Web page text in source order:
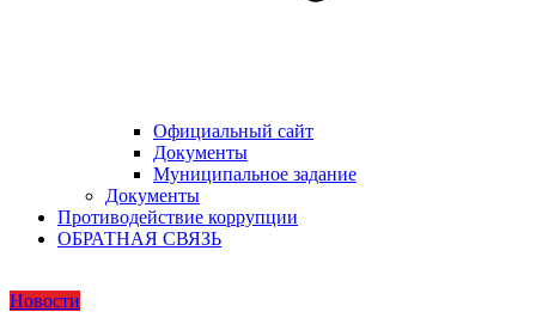
Официальный сайт
Документы
Муниципальное задание
Документы
Противодействие коррупции
ОБРАТНАЯ СВЯЗЬ
Новости